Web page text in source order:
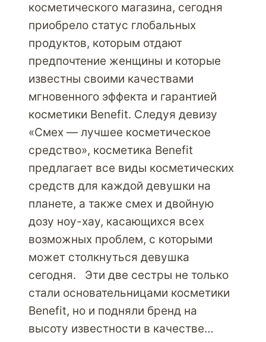
косметического магазина, сегодня
приобрело статус глобальных
продуктов, которым отдают
предпочтение женщины и которые
известны своими качествами
мгновенного эффекта и гарантией
косметики Benefit. Следуя девизу
«Смех — лучшее косметическое
средство», косметика Benefit
предлагает все виды косметических
средств для каждой девушки на
планете, а также смех и двойную
дозу ноу-хау, касающихся всех
возможных проблем, с которыми
может столкнуться девушка
сегодня. Эти две сестры не только
стали основательницами косметики
Benefit, но и подняли бренд на
высоту известности в качестве…